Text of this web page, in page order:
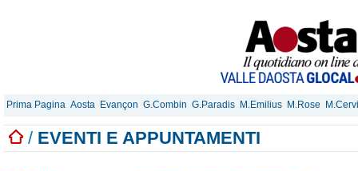
Prima Pagina Aosta Evançon G.Combin G.Paradis M.Emilius M.Rose
/ EVENTI E APPUNTAMENTI